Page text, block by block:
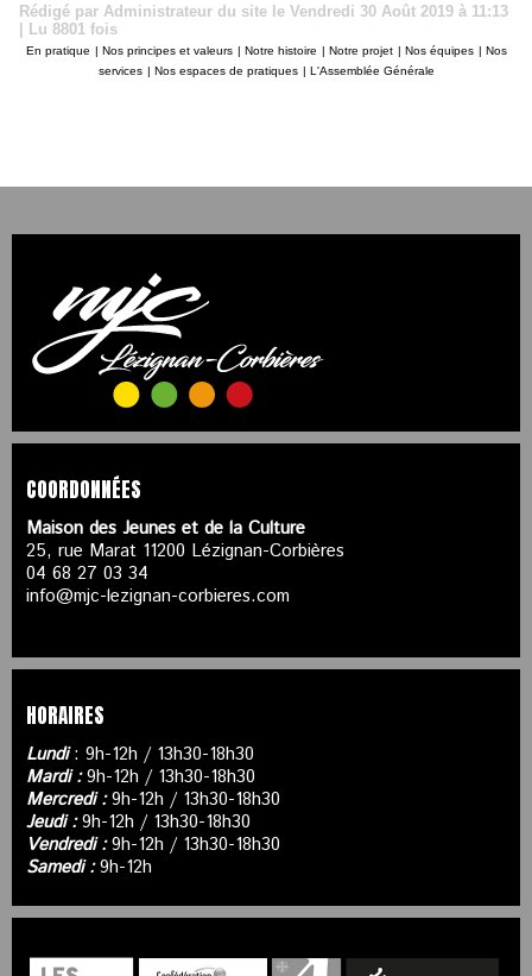
Rédigé par Administrateur du site le Vendredi 30 Août 2019 à 11:13
| Lu 8801 fois
En pratique Nos principes et valeurs Notre histoire Notre projet Nos équipes
Nos
services
Nos espaces de pratiques L'Assemblée Générale
COORDONNÉES
Maison des Jeunes et de la Culture
25, rue Marat 11200 Lézignan-Corbières
04 68 27 03 34
info@mjc-lezignan-corbieres.com
HORAIRES
Lundi: 9h-12h / 13h30-18h30
Mardi :9h-12h / 13h30-18h30
Mercredi :9h-12h / 13h30-18h30
Jeudi :9h-12h / 13h30-18h30
Vendredi :9h-12h / 13h30-18h30
Samedi :9h-12h